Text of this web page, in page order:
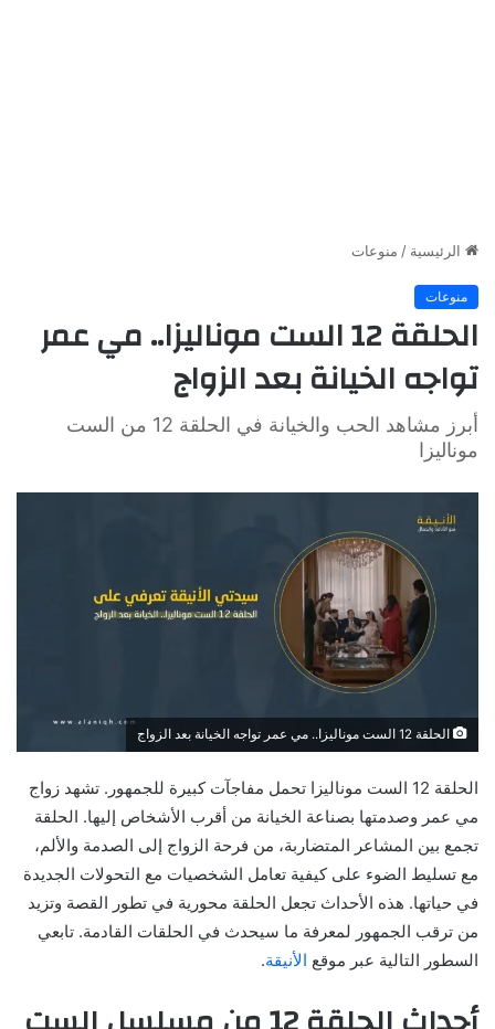
الرئيسية / منوعات
منوعات
الحلقة 12 الست موناليزا.. مي عمر
تواجه الخيانة بعد الزواج
أبرز مشاهد الحب والخيانة في الحلقة 12 من الست
موناليزا
الحلقة 12 الست موناليزا.. مي عمر تواجه الخيانة بعد الزواج
الحلقة 12 الست موناليزا تحمل مفاجآت كبيرة للجمهور. تشهد زواج
مي عمر وصدمتها بصناعة الخيانة من أقرب الأشخاص إليها. الحلقة
تجمع بين المشاعر المتضاربة، من فرحة الزواج إلى الصدمة والألم،
مع تسليط الضوء على كيفية تعامل الشخصيات مع التحولات الجديدة
في حياتها. هذه الأحداث تجعل الحلقة محورية في تطور القصة وتزيد
من ترقب الجمهور لمعرفة ما سيحدث في الحلقات القادمة. تابعي
السطور التالية عبر موقع الأنيقة.